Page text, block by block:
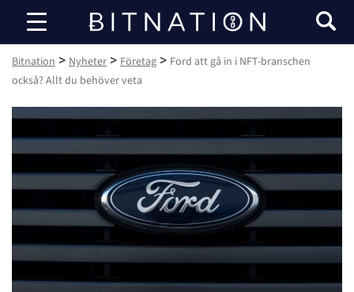
Bitnation
Bitnation > Nyheter > Företag > Ford att gå in i NFT-branschen
också? Allt du behöver veta